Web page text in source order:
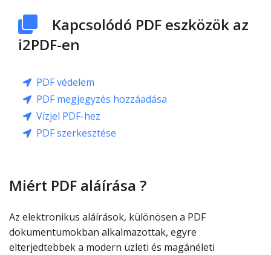
Kapcsolódó PDF eszközök az
i2PDF-en
PDF védelem
PDF megjegyzés hozzáadása
Vízjel PDF-hez
PDF szerkesztése
Miért PDF aláírása ?
Az elektronikus aláírások, különösen a PDF
dokumentumokban alkalmazottak, egyre
elterjedtebbek a modern üzleti és magánéleti